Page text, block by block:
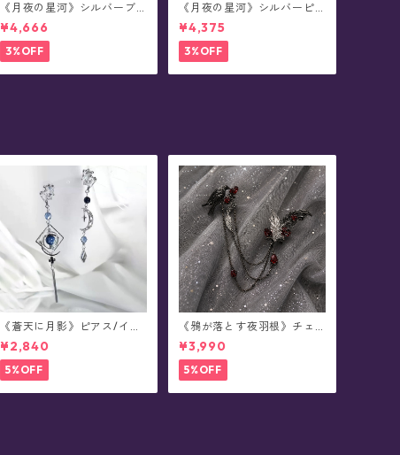
《月夜の星河》シルバーブ
レスレット
¥4,666
3%OFF
《月夜の星河》シルバーピ
アス/イヤリング
¥4,375
3%OFF
《蒼天に月影》ピアス/イヤ
リング
¥2,840
5%OFF
《鴉が落とす夜羽根》チェ
ーンブローチ/襟ブローチ
¥3,990
5%OFF